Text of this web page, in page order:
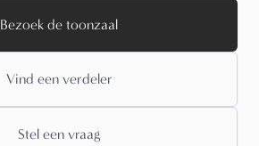
Bezoek de toonzaal
Vind een verdeler
Stel een vraag